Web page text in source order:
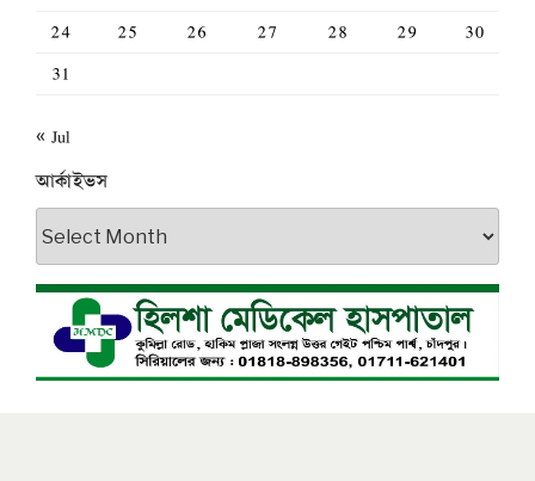
24
25 26 27 28 29
30
31
« Jul
আর্কাইভস
আর্কাইভস